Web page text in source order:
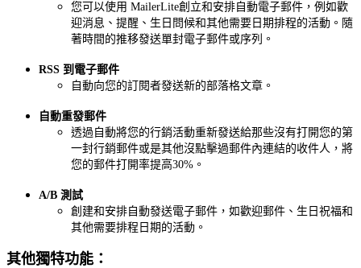
您可以使用 MailerLite創立和安排自動電子郵件，例如歡
迎消息、提醒、生日問候和其他需要日期排程的活動。隨
著時間的推移發送單封電子郵件或序列。
RSS 到電子郵件
自動向您的訂閱者發送新的部落格文章。
自動重發郵件
透過自動將您的行銷活動重新發送給那些沒有打開您的第
一封行銷郵件或是其他沒點擊過郵件內連結的收件人，將
您的郵件打開率提高30%。
A/B 測試
創建和安排自動發送電子郵件，如歡迎郵件、生日祝福和
其他需要排程日期的活動。
其他獨特功能：